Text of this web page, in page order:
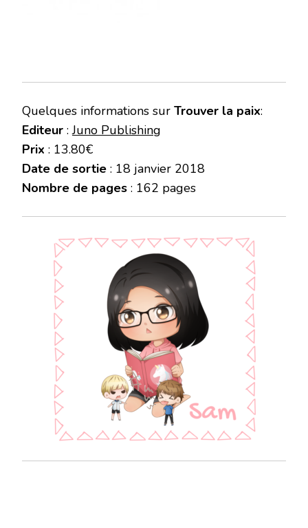
Quelques informations sur Trouver la paix:
Editeur :Juno Publishing
Prix : 13.80€
Date de sortie : 18 janvier 2018
Nombre de pages : 162 pages